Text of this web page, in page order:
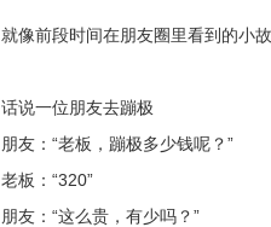
就像前段时间在朋友圈里看到的小
话说一位朋友去蹦极
朋友：“老板，蹦极多少钱呢？”
老板：“320”
朋友：“这么贵，有少吗？”